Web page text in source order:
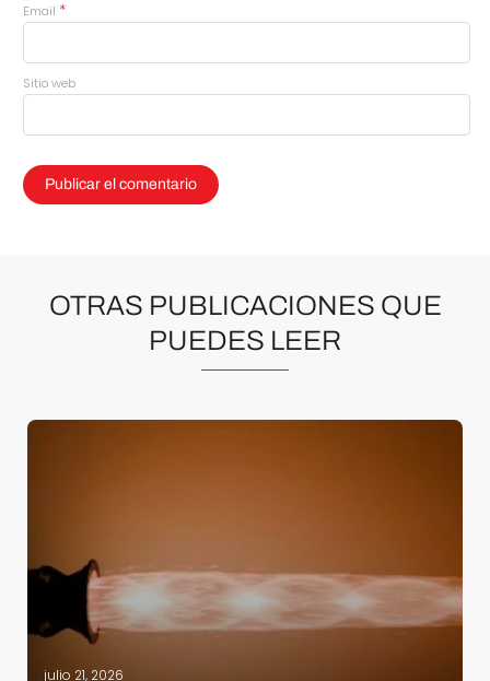
Email *
Sitio web
OTRAS PUBLICACIONES QUE
PUEDES LEER
julio 21, 2026